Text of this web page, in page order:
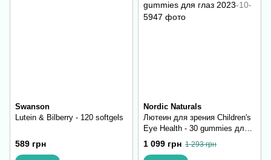
Swanson
Lutein & Bilberry - 120 softgels
589 грн
Nordic Naturals
Лютеин для зрения Children's
Eye Health - 30 gummies для
глаз
1 099 грн 1 293 грн